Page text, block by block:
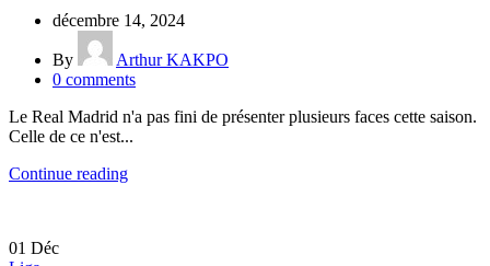
décembre 14, 2024
By
Arthur KAKPO
0 comments
Le Real Madrid n'a pas fini de présenter plusieurs faces cette saison.
Celle de ce n'est...
Continue reading
01 Déc